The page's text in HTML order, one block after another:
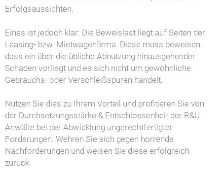
Erfolgsaussichten.
Eines ist jedoch klar: Die Beweislast liegt auf Seiten der
Leasing- bzw. Mietwagenfirma. Diese muss beweisen,
dass ein über die übliche Abnutzung hinausgehender
Schaden vorliegt und es sich nicht um gewöhnliche
Gebrauchs- oder Verschleißspuren handelt.
Nutzen Sie dies zu Ihrem Vorteil und profitieren Sie von
der Durchsetzungsstärke & Entschlossenheit der R&U
Anwälte bei der Abwicklung ungerechtfertigter
Forderungen. Wehren Sie sich gegen horrende
Nachforderungen und weisen Sie diese erfolgreich
zurück.